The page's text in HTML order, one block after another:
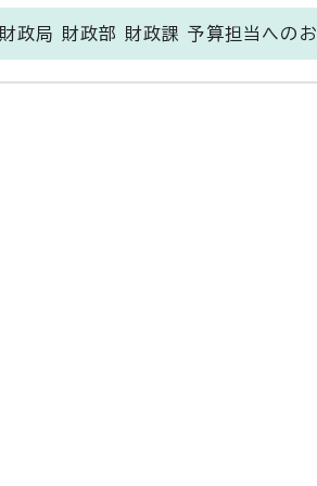
財政局 財政部 財政課 予算担当への